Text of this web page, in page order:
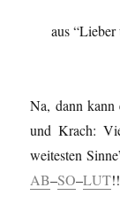
aus
Na, dann kann
und Krach:
weitesten
AB–SO–LUT